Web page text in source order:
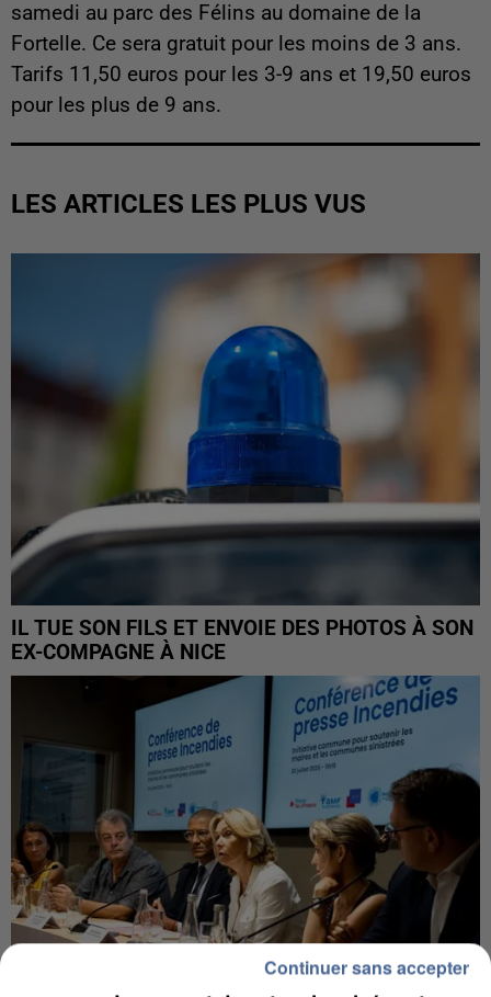
samedi au parc des Félins au domaine de la
Fortelle. Ce sera gratuit pour les moins de 3 ans.
Tarifs 11,50 euros pour les 3-9 ans et 19,50 euros
pour les plus de 9 ans.
LES ARTICLES LES PLUS VUS
IL TUE SON FILS ET ENVOIE DES PHOTOS À SON
EX-COMPAGNE À NICE
Continuer sans accepter